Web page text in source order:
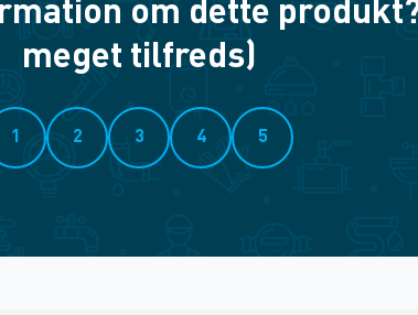
om dette
meget tilfreds)
1 2 3 4 5